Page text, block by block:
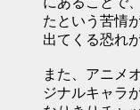
たという苦情
出てくる恐れ
また、アニメ
ジナルキャラ